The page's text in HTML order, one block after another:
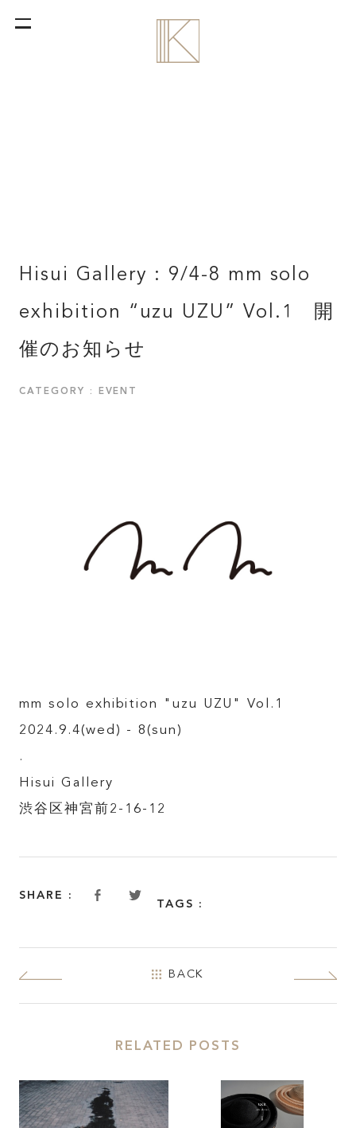
TOP
Hisui Gallery : 9/4-8 mm solo
exhibition “uzu UZU” Vol.1 開
催のお知らせ
CATEGORY : EVENT
mm solo exhibition "uzu UZU" Vol.1
2024.9.4(wed) - 8(sun)
.
Hisui Gallery
渋谷区神宮前2-16-12
SHARE :
TAGS :
BACK
RELATED POSTS